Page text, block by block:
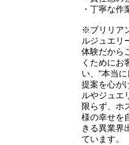
・丁寧な作
※ブリリア
ルジュエリ
体験だから
くためにお
い、"本当
提案を心が
ルやジュエ
限らず、ホ
様の幸せを
きる異業界
ています。